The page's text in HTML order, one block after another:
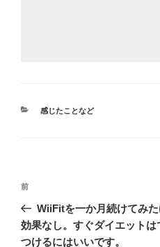
カ
感じたことなど
投
ナ
ビ
前
の
投
稿
前
WiiFitを一か月続けてみ
効果なし。すぐダイエット
つけるにはいいです。